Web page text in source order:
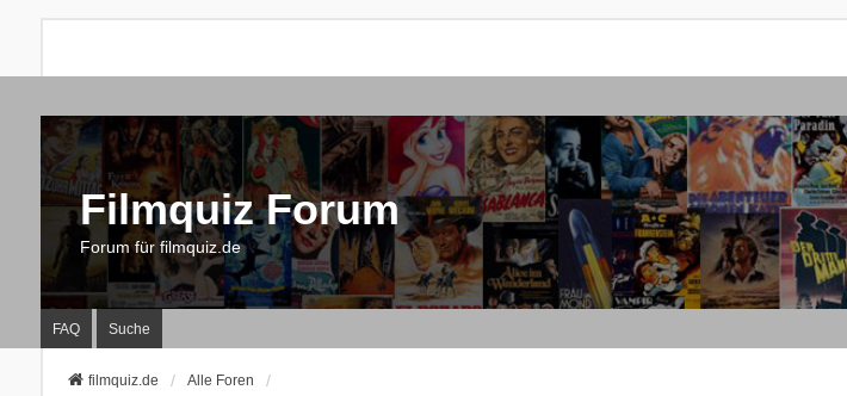
Filmquiz Forum
Forum für filmquiz.de
FAQ Suche
filmquiz.de Alle Foren